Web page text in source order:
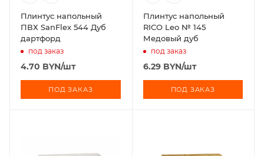
Плинтус напольный
ПВХ SanFlex 544 Дуб
дартфорд
под заказ
4.70 BYN/шт
ПОД ЗАКАЗ
Плинтус напольный
RICO Leo № 145
Медовый дуб
под заказ
6.29BYN/шт
ПОД ЗАКАЗ